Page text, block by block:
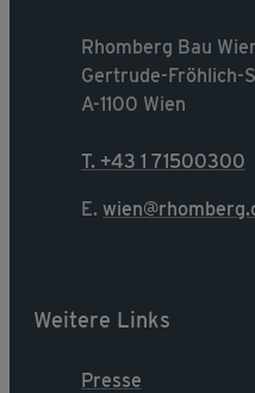
Rhomberg Bau
Gertrude-Fröhlich-
A-1100 Wien
T. +43 1 71500300
E.
Weitere Links
Presse